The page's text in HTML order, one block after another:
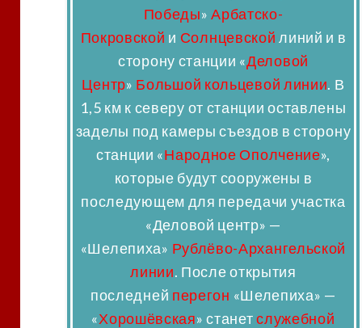
Победы»Арбатско-
Покровской и Солнцевской линий и в
сторону станции «Деловой
Центр» Большой кольцевой линии. В
1,5 км к северу от станции оставлены
заделы под камеры съездов в сторону
станции «Народное Ополчение»,
которые будут сооружены в
последующем для передачи участка
«Деловой центр» —
«Шелепиха» Рублёво-Архангельской
линии. После открытия
последней перегон «Шелепиха» —
«Хорошёвская» станетслужебной